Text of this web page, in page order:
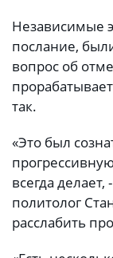
Независимые
послание,
вопрос об
так.
«Это был
всегда
политолог
расслабить